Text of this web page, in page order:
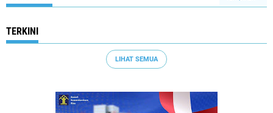
TERKINI
LIHAT SEMUA